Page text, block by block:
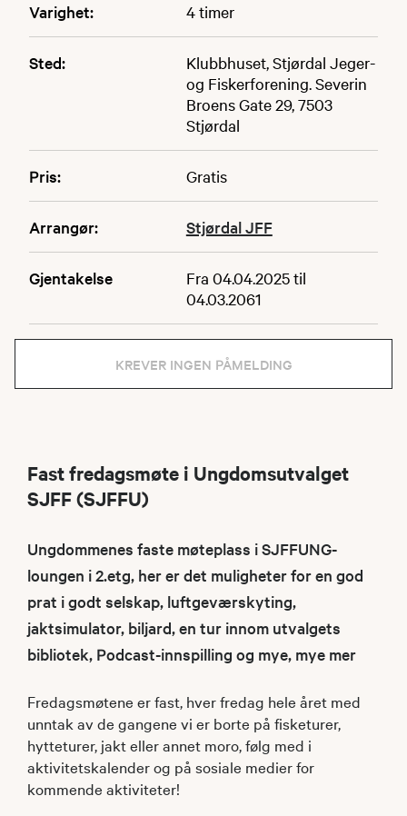
Varighet: 4 timer
Sted:
Klubbhuset, Stjørdal Jeger-
og Fiskerforening. Severin
Broens Gate 29, 7503
Stjørdal
Pris: Gratis
Arrangør: Stjørdal JFF
Gjentakelse
Fra 04.04.2025 til
04.03.2061
KREVER INGEN PÅMELDING
Fast fredagsmøte i Ungdomsutvalget
SJFF (SJFFU)
Ungdommenes faste møteplass i SJFFUNG-
loungen i 2.etg, her er det muligheter for en god
prat i godt selskap, luftgeværskyting,
jaktsimulator, biljard, en tur innom utvalgets
bibliotek, Podcast-innspilling og mye, mye mer
Fredagsmøtene er fast, hver fredag hele året med
unntak av de gangene vi er borte på fisketurer,
hytteturer, jakt eller annet moro, følg med i
aktivitetskalender og på sosiale medier for
kommende aktiviteter!